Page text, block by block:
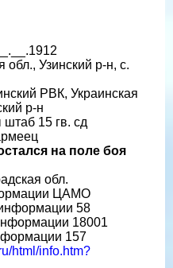
Узинский р-н, с.
РВК, Украинская
р-н
15 гв. сд
на поле боя
обл.
ЦАМО
58
18001
157
html/info.htm?